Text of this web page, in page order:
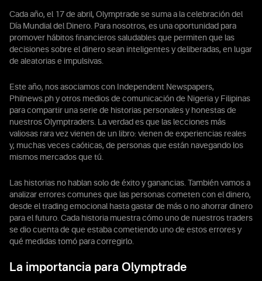
Cada año, el 17 de abril, Olymptrade se suma a la celebración del
Día Mundial del Dinero. Para nosotros, es una oportunidad para
promover hábitos financieros saludables que permiten que las
decisiones sobre el dinero sean inteligentes y deliberadas, en lugar
de aleatorias e impulsivas.
Este año, nos asociamos con Independent Newspapers,
Philnews.ph y otros medios de comunicación de Nigeria y Filipinas
para compartir una serie de historias personales y honestas de
nuestros Olymptraders. La verdad es que las lecciones más
valiosas rara vez vienen de un libro: vienen de experiencias reales
y, muchas veces caóticas, de personas que están navegando los
mismos mercados que tú.
Las historias no hablan solo de éxito y ganancias. También vamos a
analizar errores comunes que las personas cometen con el dinero,
desde el trading emocional hasta gastar de más o no ahorrar dinero
para el futuro. Cada historia muestra cómo uno de nuestros traders
se dio cuenta de que estaba cometiendo uno de estos errores y
qué medidas tomó para corregirlo.
La importancia para Olymptrade